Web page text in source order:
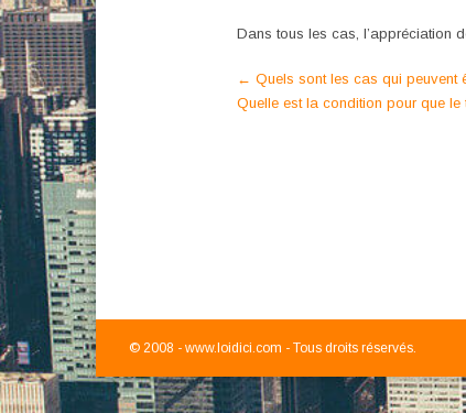
Dans tous les cas, l’appréciation
Post
navigation
← Quels sont les cas qui peuvent
Quelle est la condition pour que
© 2008 - www.loidici.com - Tous droits réservés.